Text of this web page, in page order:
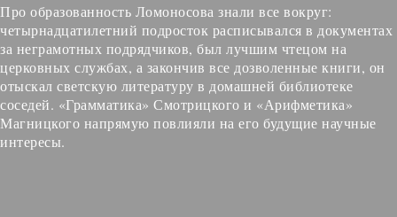
Про образованность Ломоносова знали все вокруг:
четырнадцатилетний подросток расписывался в документах
за неграмотных подрядчиков, был лучшим чтецом на
церковных службах, а закончив все дозволенные книги, он
отыскал светскую литературу в домашней библиотеке
соседей. «Грамматика» Смотрицкого и «Арифметика»
Магницкого напрямую повлияли на его будущие научные
интересы.